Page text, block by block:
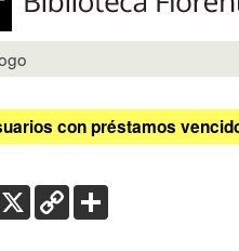
con préstamos
X Copy
Link